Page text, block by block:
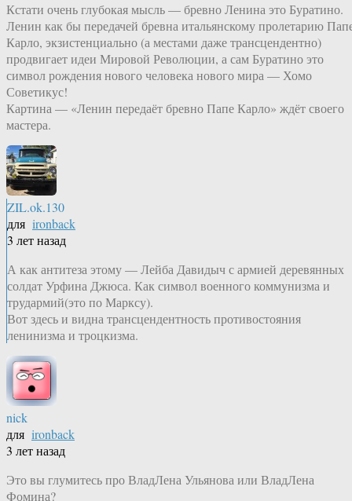
Кстати очень глубокая мысль — бревно Ленина это Буратино.
Ленин как бы передачей бревна итальянскому пролетарию
Карло, экзистенциально (а местами даже трансцендентно)
продвигает идеи Мировой Революции, а сам Буратино это
символ рождения нового человека нового мира — Хомо
Советикус!
Картина — «Ленин передаёт бревно Папе Карло» ждёт своего
мастера.
ZIL.ok.130
для ironback
3 лет назад
А как антитеза этому — Лейба Давидыч с армией деревянных
солдат Урфина Джюса. Как символ военного коммунизма и
трудармий(это по Марксу).
Вот здесь и видна трансцендентность противостояния
ленинизма и троцкизма.
nick
для ironback
3 лет назад
Это вы глумитесь про ВладЛена Ульянова или ВладЛена
Фомина?